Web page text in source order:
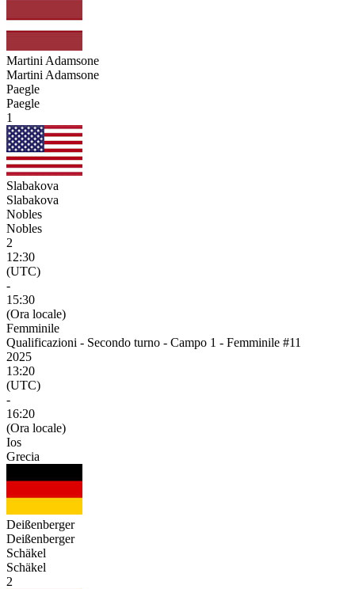
Martini Adamsone
Martini Adamsone
Paegle
Paegle
1
Slabakova
Slabakova
Nobles
Nobles
2
12:30
(UTC)
-
15:30
(Ora locale)
Femminile
Qualificazioni - Secondo turno - Campo 1 - Femminile #11
2025
13:20
(UTC)
-
16:20
(Ora locale)
Ios
Grecia
Deißenberger
Deißenberger
Schäkel
Schäkel
2